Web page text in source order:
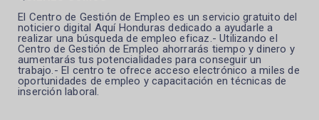
El Centro de Gestión de Empleo es un servicio gratuito del
noticiero digital Aquí Honduras dedicado a ayudarle a
realizar una búsqueda de empleo eficaz.- Utilizando el
Centro de Gestión de Empleo ahorrarás tiempo y dinero y
aumentarás tus potencialidades para conseguir un
trabajo.- El centro te ofrece acceso electrónico a miles de
oportunidades de empleo y capacitación en técnicas de
inserción laboral.